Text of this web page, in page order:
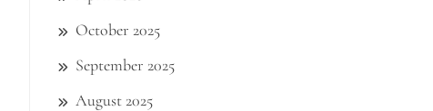
October 2025
September 2025
August 2025